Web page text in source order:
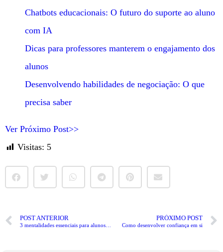
Chatbots educacionais: O futuro do suporte ao aluno
com IA
Dicas para professores manterem o engajamento dos
alunos
Desenvolvendo habilidades de negociação: O que
precisa saber
Ver Próximo Post>>
Visitas: 5
POST ANTERIOR PRÓXIMO POST
Como desenvolver confiança em si